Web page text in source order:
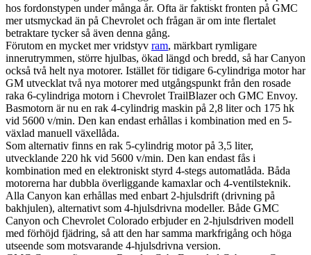
hos fordonstypen under många år. Ofta är faktiskt fronten på GMC
mer utsmyckad än på Chevrolet och frågan är om inte flertalet
betraktare tycker så även denna gång.
Förutom en mycket mer vridstyv ram, märkbart rymligare
innerutrymmen, större hjulbas, ökad längd och bredd, så har Canyon
också två helt nya motorer. Istället för tidigare 6-cylindriga motor har
GM utvecklat två nya motorer med utgångspunkt från den rosade
raka 6-cylindriga motorn i Chevrolet TrailBlazer och GMC Envoy.
Basmotorn är nu en rak 4-cylindrig maskin på 2,8 liter och 175 hk
vid 5600 v/min. Den kan endast erhållas i kombination med en 5-
växlad manuell växellåda.
Som alternativ finns en rak 5-cylindrig motor på 3,5 liter,
utvecklande 220 hk vid 5600 v/min. Den kan endast fås i
kombination med en elektroniskt styrd 4-stegs automatlåda. Båda
motorerna har dubbla överliggande kamaxlar och 4-ventilsteknik.
Alla Canyon kan erhållas med enbart 2-hjulsdrift (drivning på
bakhjulen), alternativt som 4-hjulsdrivna modeller. Både GMC
Canyon och Chevrolet Colorado erbjuder en 2-hjulsdriven modell
med förhöjd fjädring, så att den har samma markfrigång och höga
utseende som motsvarande 4-hjulsdrivna version.